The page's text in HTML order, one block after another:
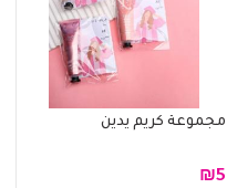
مجموعة كريم يدين
₪5